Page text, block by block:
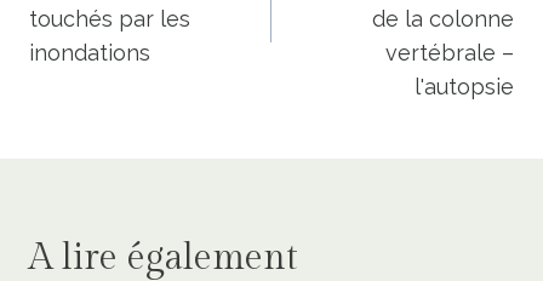
touchés par les
inondations
de la colonne
vertébrale –
l'autopsie
A lire également